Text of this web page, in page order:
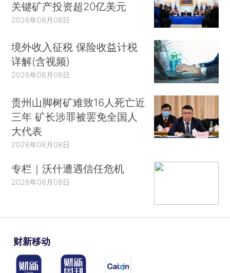
关键矿产投资超20亿美元
2026年08月08日
境外收入征税 保险收益计税
详解(含视频)
2026年08月08日
贵州山脚树矿难致16人死亡近
三年 矿长涉罪被罢免全国人
大代表
2026年08月08日
专栏｜沃什遭遇信任危机
2026年08月08日
财新移动